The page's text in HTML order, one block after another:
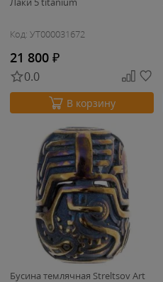
Код: УТ000031672
21 800 ₽
0.0
В корзину
Бусина темлячная Streltsov Art